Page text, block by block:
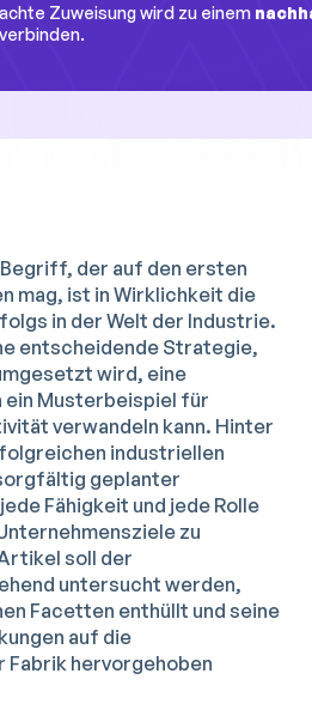
Zuweisung wird zu einem
Begriff, der auf den ersten
mag, ist in Wirklichkeit die
in der Welt der Industrie.
entscheidende Strategie,
wird, eine
ein Musterbeispiel für
verwandeln kann. Hinter
industriellen
geplanter
Fähigkeit und jede Rolle
zu
soll der
untersucht werden,
Facetten enthüllt und seine
auf die
hervorgehoben